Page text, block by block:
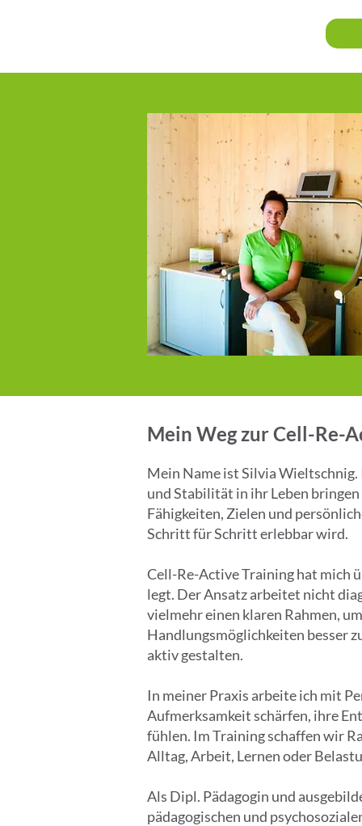
Mein Weg zur Cell-Re-
Mein Name ist Silvia
und Stabilität in ihr Leben
Fähigkeiten, Zielen und
Schritt für Schritt erlebbar wird.
Cell-Re-Active Training hat mich
legt. Der Ansatz arbeitet nicht
vielmehr einen klaren Rahmen,
Handlungsmöglichkeiten besser
aktiv gestalten.
In meiner Praxis arbeite ich mit
Aufmerksamkeit schärfen, ihre
fühlen. Im Training schaffen wir
Alltag, Arbeit, Lernen oder
Als Dipl. Pädagogin und
pädagogischen und